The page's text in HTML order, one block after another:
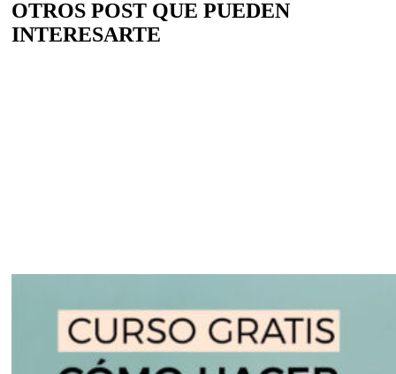
OTROS POST QUE PUEDEN
INTERESARTE